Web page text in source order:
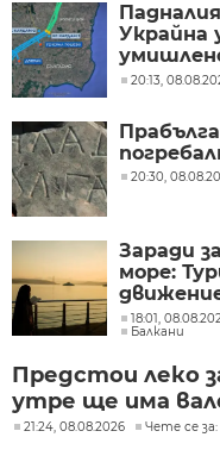
Украйна
20:13,
20:30,
Заради
море:
кораби
18:01,
Балкани
Предстои леко
утре ще има
21:24, 08.08.2026 Чете се